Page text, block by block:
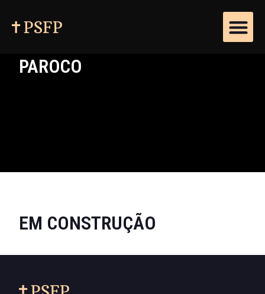
PAROCO
EM CONSTRUÇÃO